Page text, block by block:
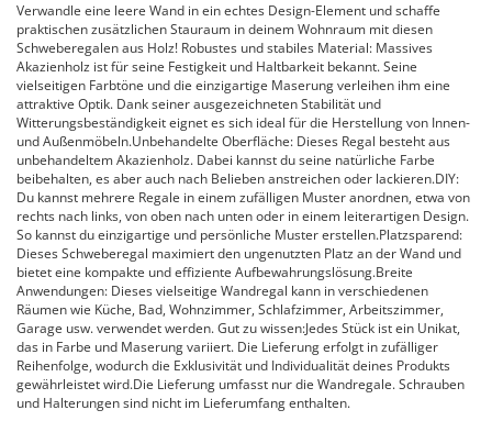
Verwandle eine leere Wand in ein echtes Design-Element und schaffe
praktischen zusätzlichen Stauraum in deinem Wohnraum mit diesen
Schweberegalen aus Holz! Robustes und stabiles Material: Massives
Akazienholz ist für seine Festigkeit und Haltbarkeit bekannt. Seine
vielseitigen Farbtöne und die einzigartige Maserung verleihen ihm eine
attraktive Optik. Dank seiner ausgezeichneten Stabilität und
Witterungsbeständigkeit eignet es sich ideal für die Herstellung von Innen-
und Außenmöbeln.Unbehandelte Oberfläche: Dieses Regal besteht aus
unbehandeltem Akazienholz. Dabei kannst du seine natürliche Farbe
beibehalten, es aber auch nach Belieben anstreichen oder lackieren.DIY:
Du kannst mehrere Regale in einem zufälligen Muster anordnen, etwa von
rechts nach links, von oben nach unten oder in einem leiterartigen Design.
So kannst du einzigartige und persönliche Muster erstellen.Platzsparend:
Dieses Schweberegal maximiert den ungenutzten Platz an der Wand und
bietet eine kompakte und effiziente Aufbewahrungslösung.Breite
Anwendungen: Dieses vielseitige Wandregal kann in verschiedenen
Räumen wie Küche, Bad, Wohnzimmer, Schlafzimmer, Arbeitszimmer,
Garage usw. verwendet werden. Gut zu wissen:Jedes Stück ist ein Unikat,
das in Farbe und Maserung variiert. Die Lieferung erfolgt in zufälliger
Reihenfolge, wodurch die Exklusivität und Individualität deines Produkts
gewährleistet wird.Die Lieferung umfasst nur die Wandregale. Schrauben
und Halterungen sind nicht im Lieferumfang enthalten.